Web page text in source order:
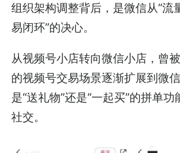
组织架构调整背后，是微信从“流
易闭环”的决心。
从视频号小店转向微信小店，曾
的视频号交易场景逐渐扩展到微
是“送礼物”还是“一起买”的拼单
社交。